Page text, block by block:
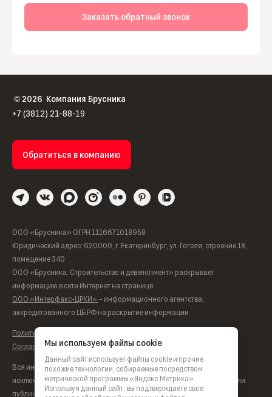
Заказать обратный звонок
©2026 Компания Брусника
+7 (3812) 21-88-19
Обратиться в компанию
ООО «Брусника» ОГРН 1116671018958
Юридический адрес: 620000, г. Екатеринбург, ул. Гоголя, строение 18,
помещение 340
ООО «Брусника. Строительство и девелопмент» раскрывает
информацию в сети Интернет на странице
ООО «Интерфакс-ЦРКИ» – информационного агентства,
аккредитованного ЦБ РФ на раскрытие информации.
Политика обработки персональных данных
Согласие на обработку персональных данных
Вся информация, представленная на данном сайте, носит
исключительно информационный характер, не является офертой или
публичной офертой согласно ст. 435, п. 2 ст. 437 ГК РФ.
Мы используем файлы cookie
Данный сайт использует файлы cookie и прочие
похожие технологии, собираемые посредством
метрической программы «Яндекс.Метрика».
Используя данный сайт, вы подтверждаете свое